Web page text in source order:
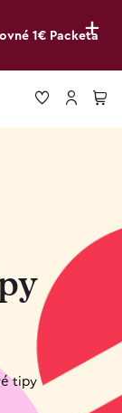
+
1€ Packeta
tipy